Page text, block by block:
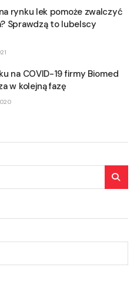
rynku lek pomoże zwalczyć
Sprawdzą to lubelscy
na COVID-19 firmy Biomed
w kolejną fazę